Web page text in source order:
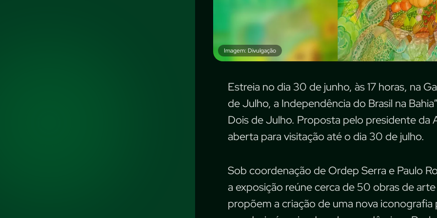
Imagem: Divulgação
Estreia no dia 30 de junho, às 17 horas, na
de Julho, a Independência do Brasil na
Dois de Julho. Proposta pelo presidente da
aberta para visitação até o dia 30 de julho.
Sob coordenação de Ordep Serra e Paulo
a exposição reúne cerca de 50 obras de
propõem a criação de uma nova